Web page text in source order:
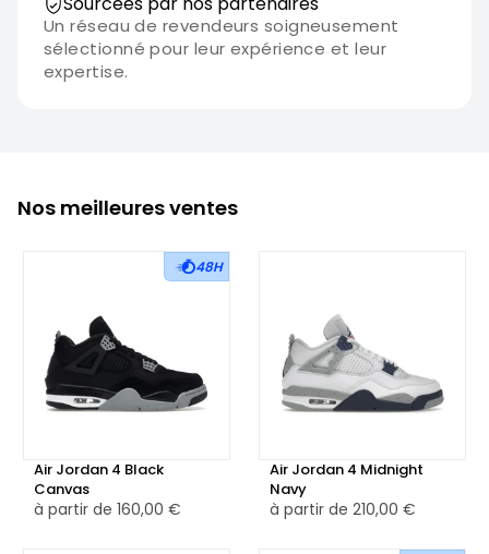
Un réseau de revendeurs soigneusement
sélectionné pour leur expérience et leur
expertise.
Nos meilleures ventes
48H
Air Jordan 4 Black
Canvas
à partir de 160,00 €
Air Jordan 4 Midnight
Navy
à partir de 210,00 €